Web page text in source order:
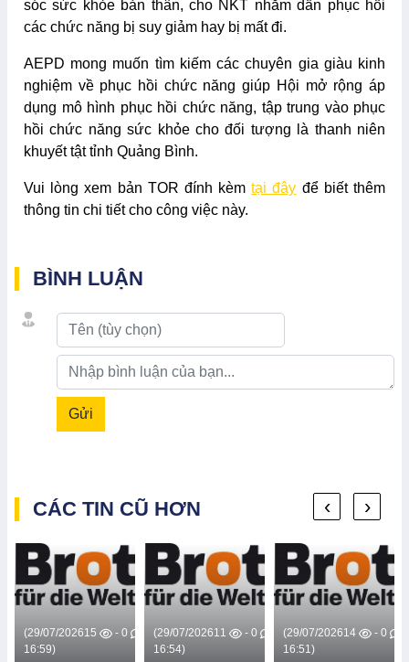
sóc sức khỏe bản thân, cho NKT nhằm dần phục hồi
các chức năng bị suy giảm hay bị mất đi.
AEPD mong muốn tìm kiếm các chuyên gia giàu kinh
nghiệm về phục hồi chức năng giúp Hội mở rộng áp
dụng mô hình phục hồi chức năng, tập trung vào phục
hồi chức năng sức khỏe cho đối tượng là thanh niên
khuyết tật tỉnh Quảng Bình.
Vui lòng xem bản TOR đính kèmtại đây để biết thêm
thông tin chi tiết cho công việc này.
BÌNH LUẬN
Gửi
CÁC TIN CŨ HƠN
(29/07/2026
16:59)
15 - 0
(29/07/2026
16:54)
11 - 0
(29/07/2026
16:51)
14 - 0
‹ ›